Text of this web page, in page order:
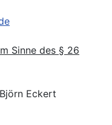
Sinne des § 26
Eckert